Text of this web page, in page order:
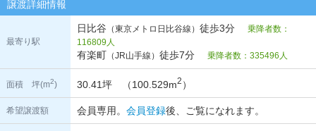
譲渡詳細情報
最寄り駅
日比谷 （東京メトロ日比谷線） 徒歩3分 乗降者数：
116809人
有楽町 （JR山手線） 徒歩7分 乗降者数：335496人
面積 坪(m2) 30.41坪 （100.529m2 ）
希望譲渡額 会員専用。 会員登録後、ご覧になれます。